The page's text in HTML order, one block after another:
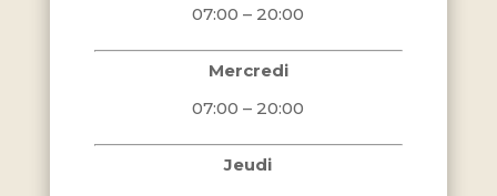
07:00 – 20:00
Mercredi
07:00 – 20:00
Jeudi